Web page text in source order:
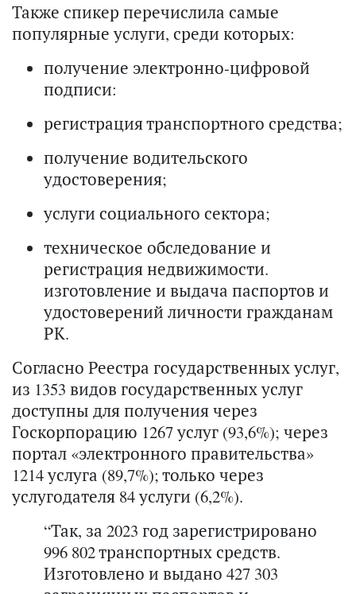
Также спикер перечислила самые
популярные услуги, среди которых:
получение электронно-цифровой
подписи:
регистрация транспортного средства;
получение водительского
удостоверения;
услуги социального сектора;
техническое обследование и
регистрация недвижимости.
изготовление и выдача паспортов и
удостоверений личности гражданам
РК.
Согласно Реестра государственных услуг,
из 1353 видов государственных услуг
доступны для получения через
Госкорпорацию 1267 услуг (93,6%); через
портал «электронного правительства»
1214 услуга (89,7%); только через
услугодателя 84 услуги (6,2%).
“Так, за 2023 год зарегистрировано
996 802 транспортных средств.
Изготовлено и выдано 427 303